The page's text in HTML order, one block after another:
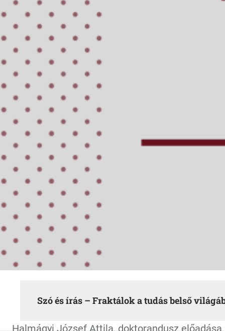
Szó és írás – Fraktálok a tudás belső
Halmágyi József Attila, doktorandusz